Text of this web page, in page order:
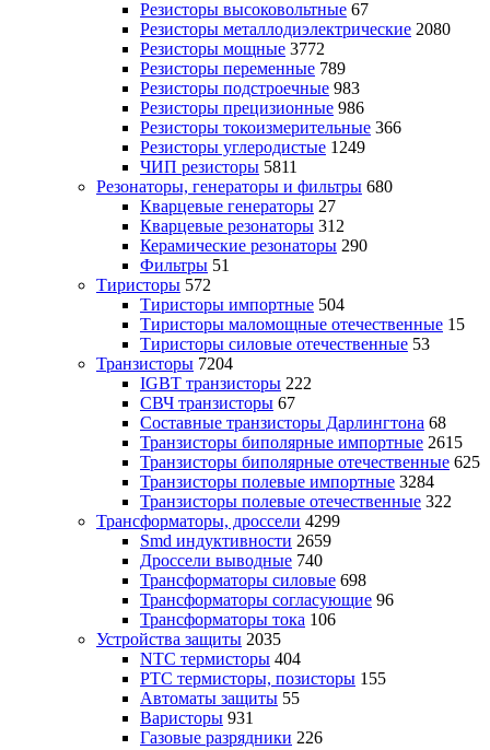
Резисторы высоковольтные 67
Резисторы металлодиэлектрические 2080
Резисторы мощные 3772
Резисторы переменные 789
Резисторы подстроечные 983
Резисторы прецизионные 986
Резисторы токоизмерительные 366
Резисторы углеродистые 1249
ЧИП резисторы 5811
Резонаторы, генераторы и фильтры 680
Кварцевые генераторы 27
Кварцевые резонаторы 312
Керамические резонаторы 290
Фильтры 51
Тиристоры 572
Тиристоры импортные 504
Тиристоры маломощные отечественные 15
Тиристоры силовые отечественные 53
Транзисторы 7204
IGBT транзисторы 222
СВЧ транзисторы 67
Составные транзисторы Дарлингтона 68
Транзисторы биполярные импортные 2615
Транзисторы биполярные отечественные 625
Транзисторы полевые импортные 3284
Транзисторы полевые отечественные 322
Трансформаторы, дроссели 4299
Smd индуктивности 2659
Дроссели выводные 740
Трансформаторы силовые 698
Трансформаторы согласующие 96
Трансформаторы тока 106
Устройства защиты 2035
NTC термисторы 404
PTC термисторы, позисторы 155
Автоматы защиты 55
Варисторы 931
Газовые разрядники 226